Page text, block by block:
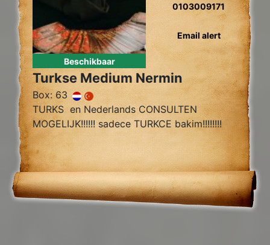
Beschikbaar
0103009171
Email alert
Turkse Medium Nermin
Box: 63
TURKS en Nederlands CONSULTEN
MOGELIJK!!!!!! sadece TURKCE bakim!!!!!!!!